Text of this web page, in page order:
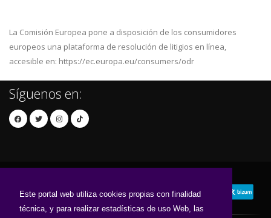
Este portal web utiliza cookies propias con finalidad
técnica, y para realizar estadísticas de uso Web, las
La Comisión Europea pone a disposición de los consumidores
europeos una plataforma de resolución de litigios en línea,
accesible en: https://ec.europa.eu/consumers/odr
Síguenos en: